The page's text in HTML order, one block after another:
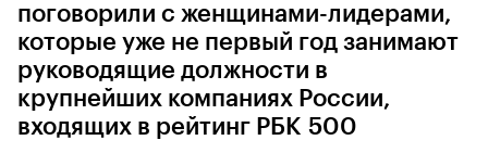
поговорили с женщинами-лидерами,
которые уже не первый год занимают
руководящие должности в
крупнейших компаниях России,
входящих в рейтинг РБК 500